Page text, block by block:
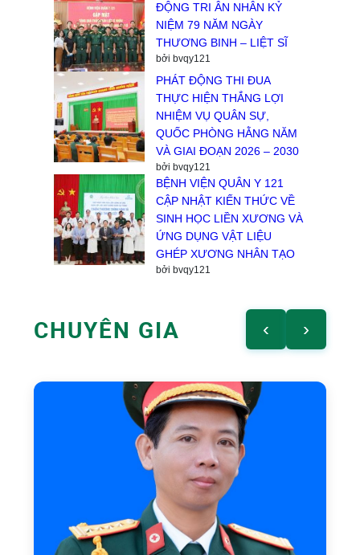
ĐỘNG TRI ÂN NHÂN KỶ
NIỆM 79 NĂM NGÀY
THƯƠNG BINH – LIỆT SĨ
bởi bvqy121
PHÁT ĐỘNG THI ĐUA
THỰC HIỆN THẮNG LỢI
NHIỆM VỤ QUÂN SỰ,
QUỐC PHÒNG HẰNG NĂM
VÀ GIAI ĐOẠN 2026 – 2030
bởi bvqy121
BỆNH VIỆN QUÂN Y 121
CẬP NHẬT KIẾN THỨC VỀ
SINH HỌC LIỀN XƯƠNG VÀ
ỨNG DỤNG VẬT LIỆU
GHÉP XƯƠNG NHÂN TẠO
bởi bvqy121
CHUYÊN GIA ‹ ›